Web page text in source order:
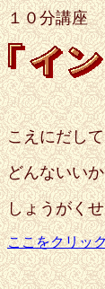
１０分講座
こえにだし
どんないい
しょうがく
ここをクリッ